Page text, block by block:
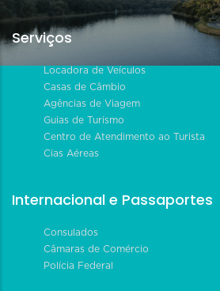
Serviços
Locadora de Veículos
Casas de Câmbio
Agências de Viagem
Guias de Turismo
Centro de Atendimento ao Turista
Cias Aéreas
Internacional e Passaportes
Consulados
Câmaras de Comércio
Polícia Federal